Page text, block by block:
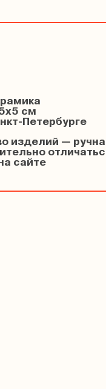
см
Петербурге
изделий —
сайте